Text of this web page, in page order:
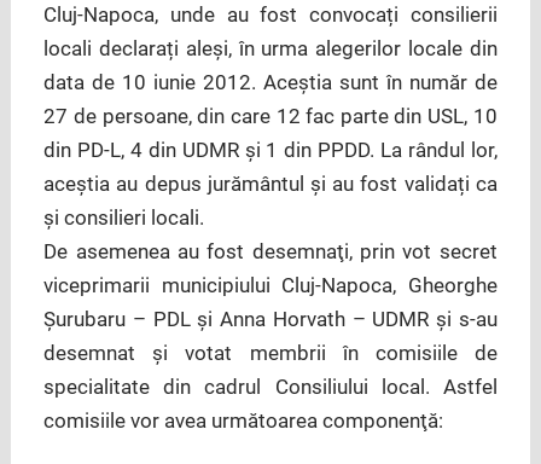
Cluj-Napoca, unde au fost convocați consilierii
locali declarați aleși, în urma alegerilor locale din
data de 10 iunie 2012. Aceștia sunt în număr de
27 de persoane, din care 12 fac parte din USL, 10
din PD-L, 4 din UDMR și 1 din PPDD. La rândul lor,
aceștia au depus jurământul și au fost validați ca
și consilieri locali.
De asemenea au fost desemnaţi, prin vot secret
viceprimarii municipiului Cluj-Napoca, Gheorghe
Şurubaru – PDL şi Anna Horvath – UDMR şi s-au
desemnat şi votat membrii în comisiile de
specialitate din cadrul Consiliului local. Astfel
comisiile vor avea următoarea componenţă: